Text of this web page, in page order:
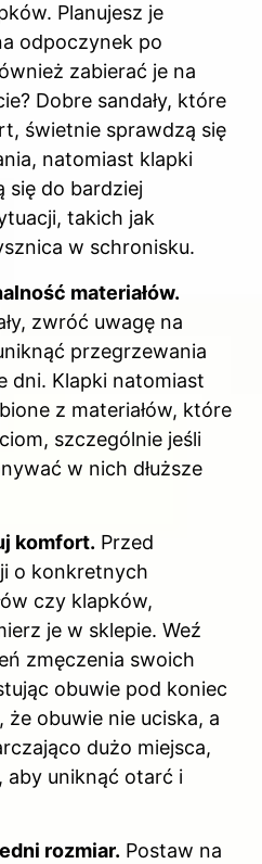
Planujesz je
odpoczynek po
zabierać je na
Dobre sandały, które
świetnie sprawdzą się
natomiast klapki
się do bardziej
takich jak
w schronisku.
materiałów.
zwróć uwagę na
przegrzewania
dni. Klapki natomiast
z materiałów, które
szczególnie jeśli
w nich dłuższe
komfort. Przed
o konkretnych
czy klapków,
je w sklepie. Weź
zmęczenia swoich
obuwie pod koniec
że obuwie nie uciska, a
dużo miejsca,
aby uniknąć otarć i
rozmiar. Postaw na